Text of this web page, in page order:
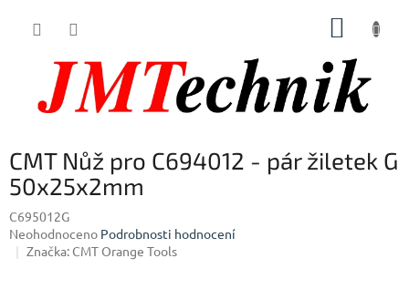
CMT Nůž pro C694012 - pár žiletek G
50x25x2mm
C695012G
Průměrné
hodnocení
Neohodnoceno Podrobnosti hodnocení
Značka: CMT Orange Tools